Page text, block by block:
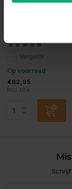
Vergelijk
Op voorraad
€62,95
Incl. btw